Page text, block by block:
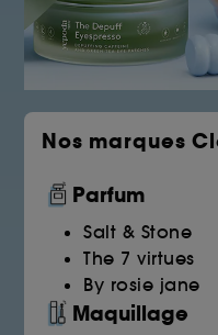
Nos marques
Parfum
Salt & Stone
The 7 virtues
By rosie jane
Maquillage